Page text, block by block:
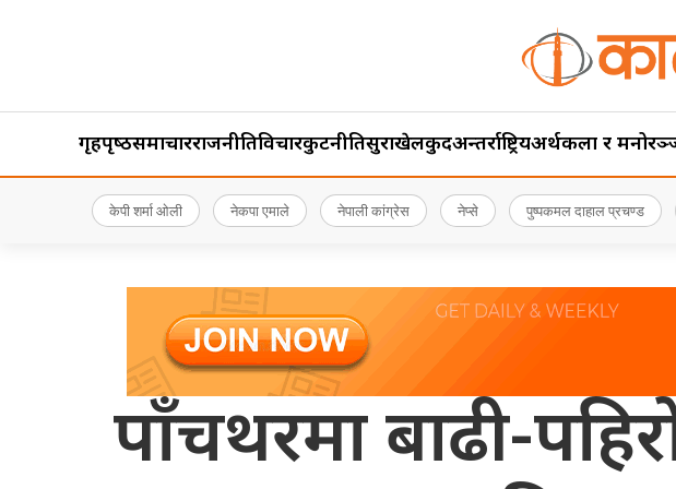
गृहपृष्‍ठसमाचारराजनीतिविचारकुटनीतिसुरक्षाखेलकुदअन्तर्राष्ट्रियअर्थकला र
केपी शर्मा ओली नेकपा एमाले नेपाली कांग्रेस नेप्से पुष्पकमल दाहाल प्रचण्ड
पाँचथरमा बाढी-